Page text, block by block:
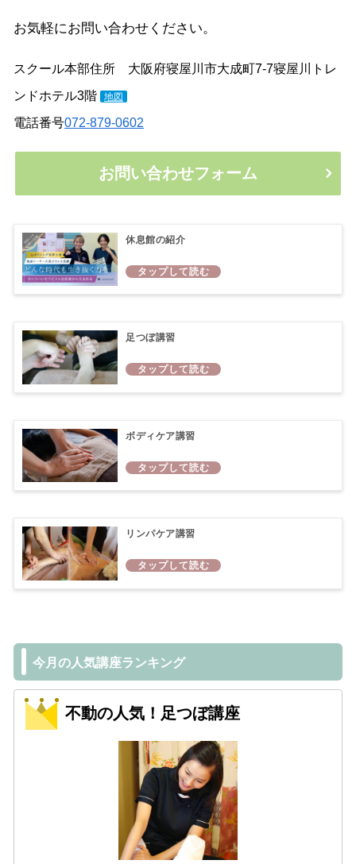
お気軽にお問い合わせください。
スクール本部住所 大阪府寝屋川市大成町7-7寝屋川トレ
ンドホテル3階
地図
電話番号072-879-0602
お問い合わせフォーム
休息館の紹介
足つぼ講習
ボディケア講習
リンパケア講習
今月の人気講座ランキング
不動の人気！足つぼ講座